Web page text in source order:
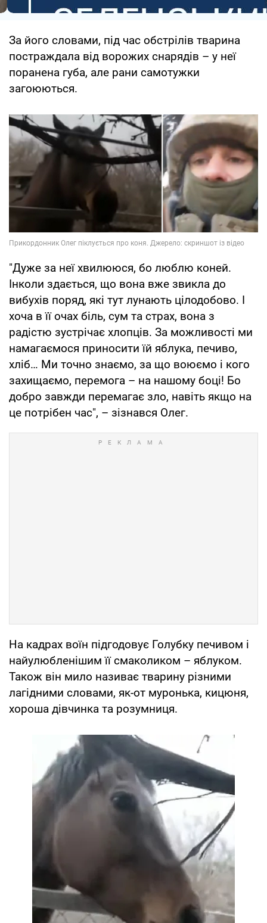
За його словами, під час обстрілів тварина
постраждала від ворожих снарядів – у неї
поранена губа, але рани самотужки
загоюються.
"Дуже за неї хвилююся, бо люблю коней.
Інколи здається, що вона вже звикла до
вибухів поряд, які тут лунають цілодобово. І
хоча в її очах біль, сум та страх, вона з
радістю зустрічає хлопців. За можливості ми
намагаємося приносити їй яблука, печиво,
хліб… Ми точно знаємо, за що воюємо і кого
захищаємо, перемога – на нашому боці! Бо
добро завжди перемагає зло, навіть якщо на
це потрібен час", – зізнався Олег.
На кадрах воїн підгодовує Голубку печивом і
найулюбленішим її смаколиком – яблуком.
Також він мило називає тварину різними
лагідними словами, як-от муронька, кицюня,
хороша дівчинка та розумниця.